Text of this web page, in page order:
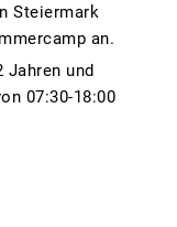
Steiermark
an.
Jahren und
07:30-18:00